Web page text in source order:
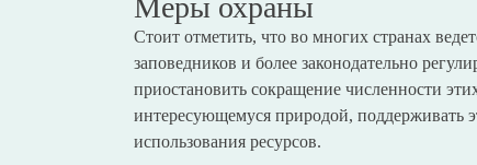
Меры охраны
Стоит отметить, что во многих странах
заповедников и более законодательно
приостановить сокращение численности
интересующемуся природой, поддерживать
использования ресурсов.